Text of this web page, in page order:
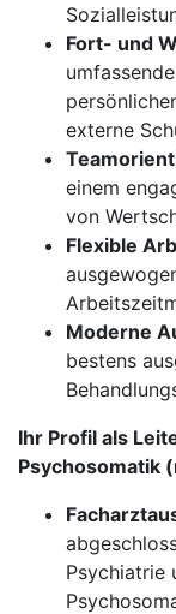
Fort- und
externe
einem
von
Flexible
Moderne
bestens
Ihr Profil als
Psychosomatik
Psychiatrie